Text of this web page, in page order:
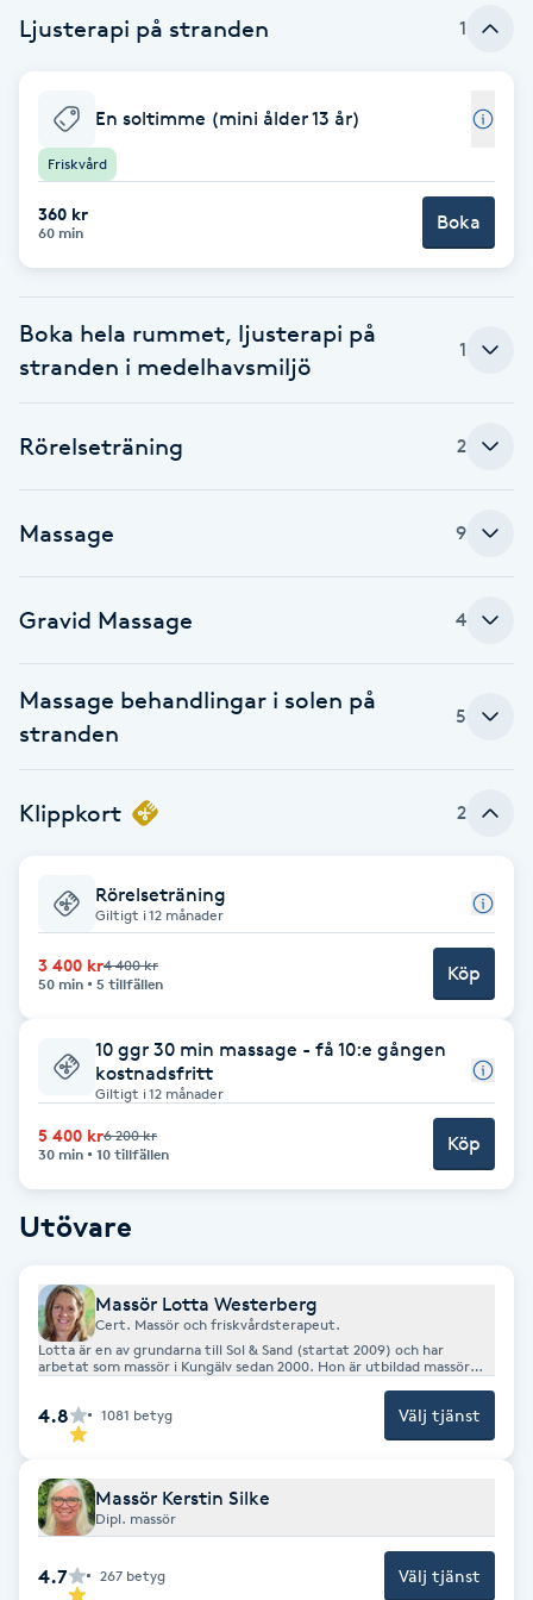
Babylights
Balayage
Bambumassage
Barber
BIAB
Blowout
Brynformning
Brynplockning
Bröllopsuppsättning
C
Coachning
Cryoterapi
Damklippning
Dermapen
Diamantslipning
Extensions
Extensions borttagning
Eyeliner-tatuering
Ljusterapi på stranden 1
En soltimme (mini ålder 13 år)
Friskvård
360 kr
60 min Boka
Boka hela rummet, ljusterapi på
stranden i medelhavsmiljö
1
Rörelseträning 2
Massage 9
Gravid Massage 4
Massage behandlingar i solen på
stranden
5
Klippkort 2
Rörelseträning
Giltigt i 12 månader
3 400 kr4 400 kr
50 min
5 tillfällen Köp
10 ggr 30 min massage - få 10:e gången
kostnadsfritt
Giltigt i 12 månader
5 400 kr6 200 kr
30 min
10 tillfällen Köp
Utövare
Massör Lotta Westerberg
Cert. Massör och friskvårdsterapeut.
Lotta är en av grundarna till Sol & Sand (startat 2009) och har
arbetat som massör i Kungälv sedan 2000. Hon är utbildad massör
alltid behandlingen efter kundens behov. Vid mycket smärta kan en
skräddarsydd rehabbehandling vara lämplig. Massage i solen
rekommenderas då IR-ljuset förstärker effekten. På Sol & Sand
och välbefinnande.
4.8 1081 betyg Välj tjänst
Massör Kerstin Silke
Dipl. massör
4.7 267 betyg Välj tjänst